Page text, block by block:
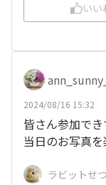
いい
2024/08/16 15:32
皆さん参加でき
当日のお写真
ラビットせ